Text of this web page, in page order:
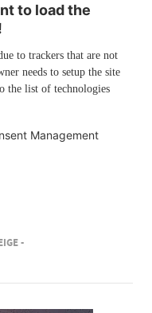
to load the
to trackers that are not
needs to setup the site
the list of technologies
Management
-